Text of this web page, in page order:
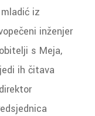
iz
inženjer
s Meja,
ih čitava